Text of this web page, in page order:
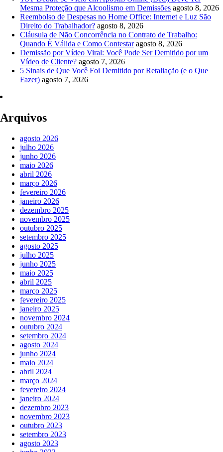
Mesma Proteção que Alcoolismo em Demissões agosto 8, 2026
Reembolso de Despesas no Home Office: Internet e Luz São
Direito do Trabalhador? agosto 8, 2026
Cláusula de Não Concorrência no Contrato de Trabalho:
Quando É Válida e Como Contestar agosto 8, 2026
Demissão por Vídeo Viral: Você Pode Ser Demitido por um
Vídeo de Cliente? agosto 7, 2026
5 Sinais de Que Você Foi Demitido por Retaliação (e o Que
Fazer) agosto 7, 2026
Arquivos
agosto 2026
julho 2026
junho 2026
maio 2026
abril 2026
março 2026
fevereiro 2026
janeiro 2026
dezembro 2025
novembro 2025
outubro 2025
setembro 2025
agosto 2025
julho 2025
junho 2025
maio 2025
abril 2025
março 2025
fevereiro 2025
janeiro 2025
novembro 2024
outubro 2024
setembro 2024
agosto 2024
junho 2024
maio 2024
abril 2024
março 2024
fevereiro 2024
janeiro 2024
dezembro 2023
novembro 2023
outubro 2023
setembro 2023
agosto 2023